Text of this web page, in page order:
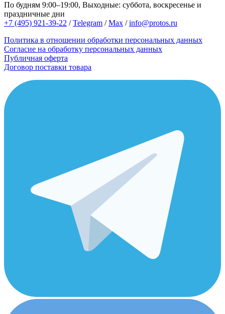
По будням 9:00–19:00, Выходные: суббота, воскресенье и
праздничные дни
+7 (495) 921-39-22 /Telegram /Max /info@protos.ru
Политика в отношении обработки персональных данных
Согласие на обработку персональных данных
Публичная оферта
Договор поставки товара